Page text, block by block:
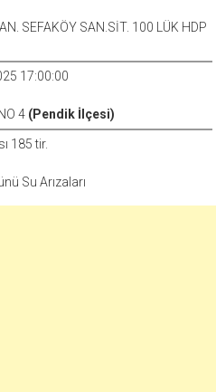
SEFAKÖY SAN.SİT. 100 LÜK HDP
17:00:00
4 (Pendik İlçesi)
185 tir.
Su Arızaları